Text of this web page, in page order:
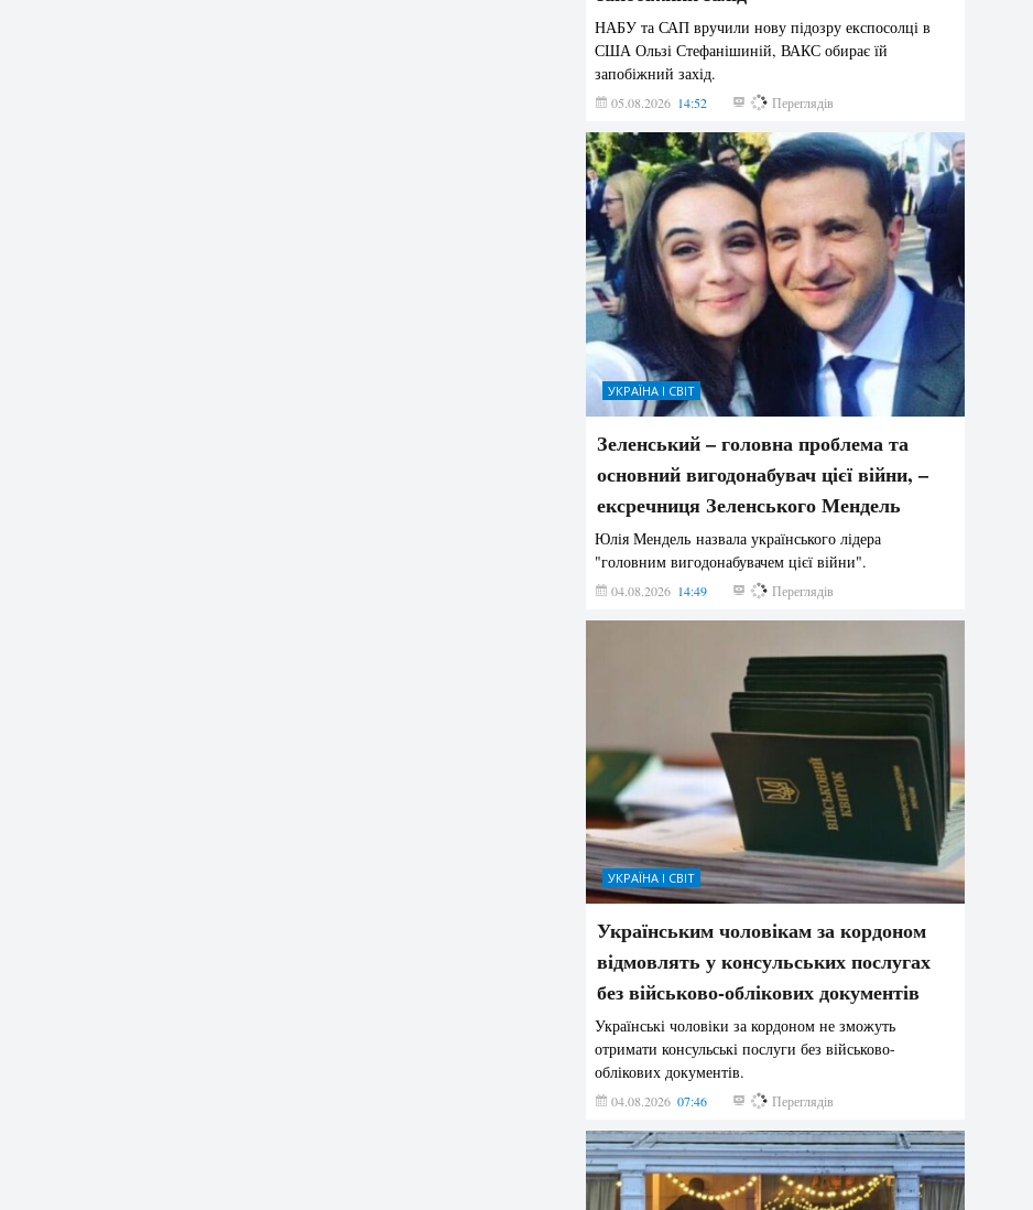
НАБУ та САП вручили нову підозру експосолці в
США Ользі Стефанішиній, ВАКС обирає їй
запобіжний захід.
05.08.2026 14:52 158 Переглядів
УКРАЇНА І СВІТ
Зеленський – головна проблема та
основний вигодонабувач цієї війни, –
ексречниця Зеленського Мендель
Юлія Мендель назвала українського лідера
"головним вигодонабувачем цієї війни".
04.08.2026 14:49 156 Переглядів
УКРАЇНА І СВІТ
Українським чоловікам за кордоном
відмовлять у консульських послугах
без військово-облікових документів
Українські чоловіки за кордоном не зможуть
отримати консульські послуги без військово-
облікових документів.
04.08.2026 07:46 145 Переглядів